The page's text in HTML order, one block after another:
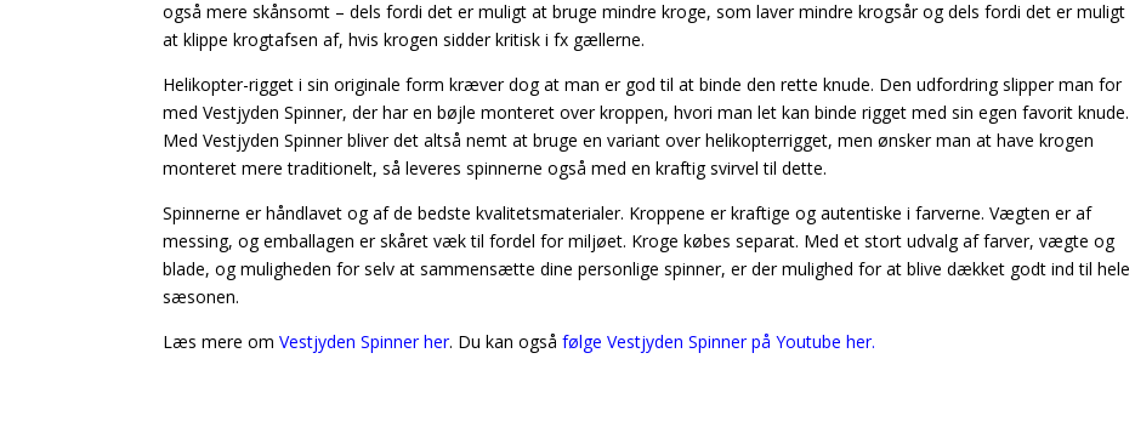
også mere skånsomt – dels fordi det er muligt at bruge mindre kroge, som laver mindre krogsår og dels fordi det er muligt
at klippe krogtafsen af, hvis krogen sidder kritisk i fx gællerne.
Helikopter-rigget i sin originale form kræver dog at man er god til at binde den rette knude. Den udfordring slipper man for
med Vestjyden Spinner, der har en bøjle monteret over kroppen, hvori man let kan binde rigget med sin egen favorit knude.
Med Vestjyden Spinner bliver det altså nemt at bruge en variant over helikopterrigget, men ønsker man at have krogen
monteret mere traditionelt, så leveres spinnerne også med en kraftig svirvel til dette.
Spinnerne er håndlavet og af de bedste kvalitetsmaterialer. Kroppene er kraftige og autentiske i farverne. Vægten er af
messing, og emballagen er skåret væk til fordel for miljøet. Kroge købes separat. Med et stort udvalg af farver, vægte og
blade, og muligheden for selv at sammensætte dine personlige spinner, er der mulighed for at blive dækket godt ind til hele
sæsonen.
Læs mere omVestjyden Spinner her. Du kan ogsåfølge Vestjyden Spinner på Youtube her.